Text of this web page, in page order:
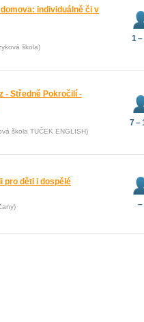
individuálně či v
škola)
1
- Středně Pokročilí -
škola TUČEK ENGLISH)
7 –
pro děti i dospělé
–